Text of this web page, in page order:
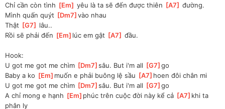
Chỉ cần còn tình [Em ] yêu là ta sẽ đến được thiên [A7 ] đường.
Mình quấn quýt [Dm7 ]
vào nhau
Thật [G7
lâu..
Rồi sẽ phải đến [Em ]lúc em gật [A7 ] đầu.
Hook:
U got me got me chìm [Dm7 ]
sâu. But i'm all [G7 ]
go
Baby a ko [Em ]muốn e phải buông lệ sầu [A7 ]hoen đôi chân mi
U got me got me chìm [Dm7 ]
sâu. But i'm all [G7 ]
go
A chỉ mong e hạnh [Em ]phúc trên cuộc đời này kể cả [A7 ]khi ta
phân ly